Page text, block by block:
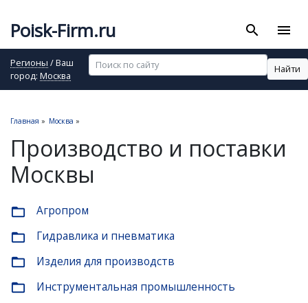
Poisk-Firm.ru search menu
Регионы / Ваш
город: Москва
Найти
Главная » Москва »
Производство и поставки
Москвы
folder_open Агропром
folder_open Гидравлика и пневматика
folder_open Изделия для производств
folder_open Инструментальная промышленность